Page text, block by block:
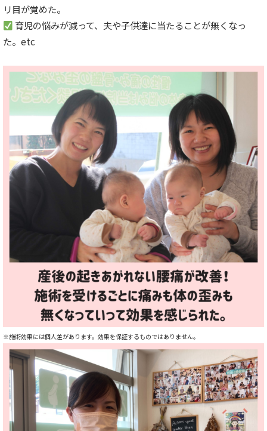
リ目が覚めた。
育児の悩みが減って、夫や子供達に当たることが無くなっ
た。etc
※施術効果には個人差があります。 効果を保証するものではありません。